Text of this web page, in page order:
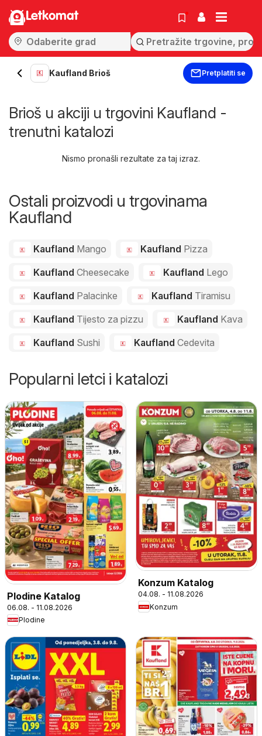
Letkomat
Kaufland Brioš Pretplatiti se
Brioš u akciji u trgovini Kaufland -
trenutni katalozi
Nismo pronašli rezultate za taj izraz.
Ostali proizvodi u trgovinama
Kaufland
Kaufland Mango Kaufland Pizza
Kaufland Cheesecake Kaufland Lego
Kaufland Palacinke Kaufland Tiramisu
Kaufland Tijesto za pizzu Kaufland Kava
Kaufland Sushi Kaufland Cedevita
Popularni letci i katalozi
Plodine Katalog
06.08. - 11.08.2026
Plodine
Konzum Katalog
04.08. - 11.08.2026
Konzum